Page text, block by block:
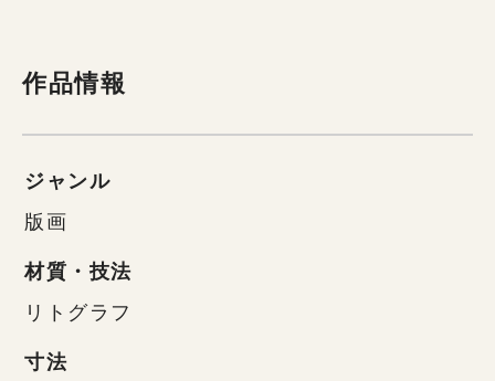
作品情報
ジャンル
版画
材質・技法
リトグラフ
寸法